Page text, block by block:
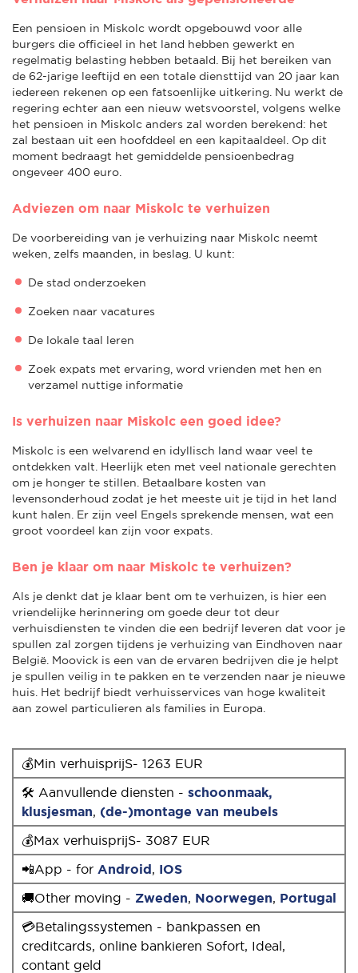
Een pensioen in Miskolc wordt opgebouwd voor alle
burgers die officieel in het land hebben gewerkt en
regelmatig belasting hebben betaald. Bij het bereiken van
de 62-jarige leeftijd en een totale diensttijd van 20 jaar kan
iedereen rekenen op een fatsoenlijke uitkering. Nu werkt de
regering echter aan een nieuw wetsvoorstel, volgens welke
het pensioen in Miskolc anders zal worden berekend: het
zal bestaan uit een hoofddeel en een kapitaaldeel. Op dit
moment bedraagt het gemiddelde pensioenbedrag
ongeveer 400 euro.
Adviezen om naar Miskolc te verhuizen
De voorbereiding van je verhuizing naar Miskolc neemt
weken, zelfs maanden, in beslag. U kunt:
De stad onderzoeken
Zoeken naar vacatures
De lokale taal leren
Zoek expats met ervaring, word vrienden met hen en
verzamel nuttige informatie
Is verhuizen naar Miskolc een goed idee?
Miskolc is een welvarend en idyllisch land waar veel te
ontdekken valt. Heerlijk eten met veel nationale gerechten
om je honger te stillen. Betaalbare kosten van
levensonderhoud zodat je het meeste uit je tijd in het land
kunt halen. Er zijn veel Engels sprekende mensen, wat een
groot voordeel kan zijn voor expats.
Ben je klaar om naar Miskolc te verhuizen?
Als je denkt dat je klaar bent om te verhuizen, is hier een
vriendelijke herinnering om goede deur tot deur
verhuisdiensten te vinden die een bedrijf leveren dat voor je
spullen zal zorgen tijdens je verhuizing van Eindhoven naar
België. Moovick is een van de ervaren bedrijven die je helpt
je spullen veilig in te pakken en te verzenden naar je nieuwe
huis. Het bedrijf biedt verhuisservices van hoge kwaliteit
aan zowel particulieren als families in Europa.
💰Min verhuisprijS- 1263 EUR
🛠 Aanvullende diensten - schoonmaak,
klusjesman, (de-)montage van meubels
💰Max verhuisprijS- 3087 EUR
📲App - for Android, IOS
🚚Other moving - Zweden, Noorwegen, Portugal
💳Betalingssystemen - bankpassen en
creditcards, online bankieren Sofort, Ideal,
contant geld